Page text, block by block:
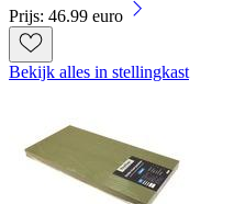
Prijs: 46.99 euro
Bekijk alles in stellingkast